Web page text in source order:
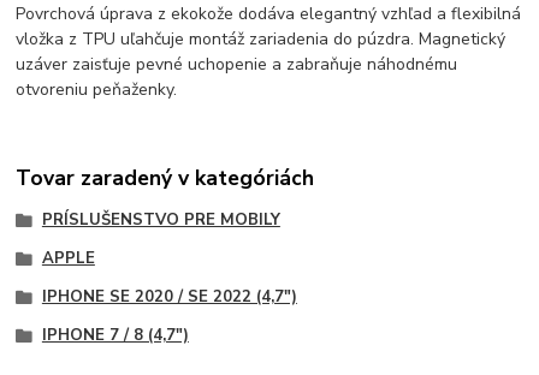
Povrchová úprava z ekokože dodáva elegantný vzhľad a flexibilná
vložka z TPU uľahčuje montáž zariadenia do púzdra. Magnetický
uzáver zaisťuje pevné uchopenie a zabraňuje náhodnému
otvoreniu peňaženky.
Tovar zaradený v kategóriách
PRÍSLUŠENSTVO PRE MOBILY
APPLE
IPHONE SE 2020 / SE 2022 (4,7")
IPHONE 7 / 8 (4,7")